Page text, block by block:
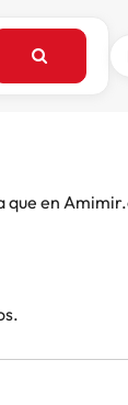
que en